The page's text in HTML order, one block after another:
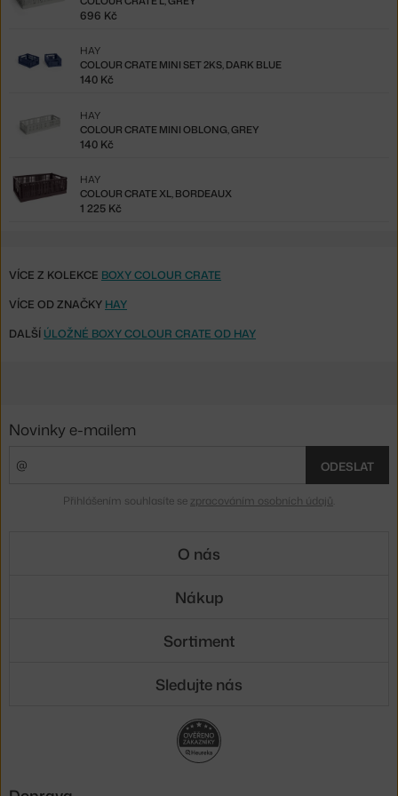
696 Kč
COLOUR CRATE MINI SET 2KS, DARK BLUE
HAY
140 Kč
COLOUR CRATE MINI OBLONG, GREY
HAY
140 Kč
COLOUR CRATE XL, BORDEAUX
HAY
1 225 Kč
VÍCE Z KOLEKCE BOXY COLOUR CRATE
VÍCE OD ZNAČKY HAY
DALŠÍ ÚLOŽNÉ BOXY COLOUR CRATE OD HAY
Novinky e-mailem
ODESLAT
Přihlášením souhlasíte se zpracováním osobních údajů
O nás
Nákup
Sortiment
Sledujte nás